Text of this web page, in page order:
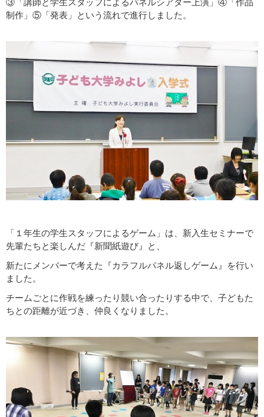
③「講師と学生スタッフによるパネルシアター上演」④「作品
制作」⑤「発表」という流れで進行しました。
「１年生の学生スタッフによるゲーム」は、新入生セミナーで
先輩たちと楽しんだ『新聞紙遊び』と、
新たにメンバーで考えた『カラフルパネル返しゲーム』を行い
ました。
チームごとに作戦を練ったり競い合ったりする中で、子どもた
ちとの距離が近づき、仲良くなりました。